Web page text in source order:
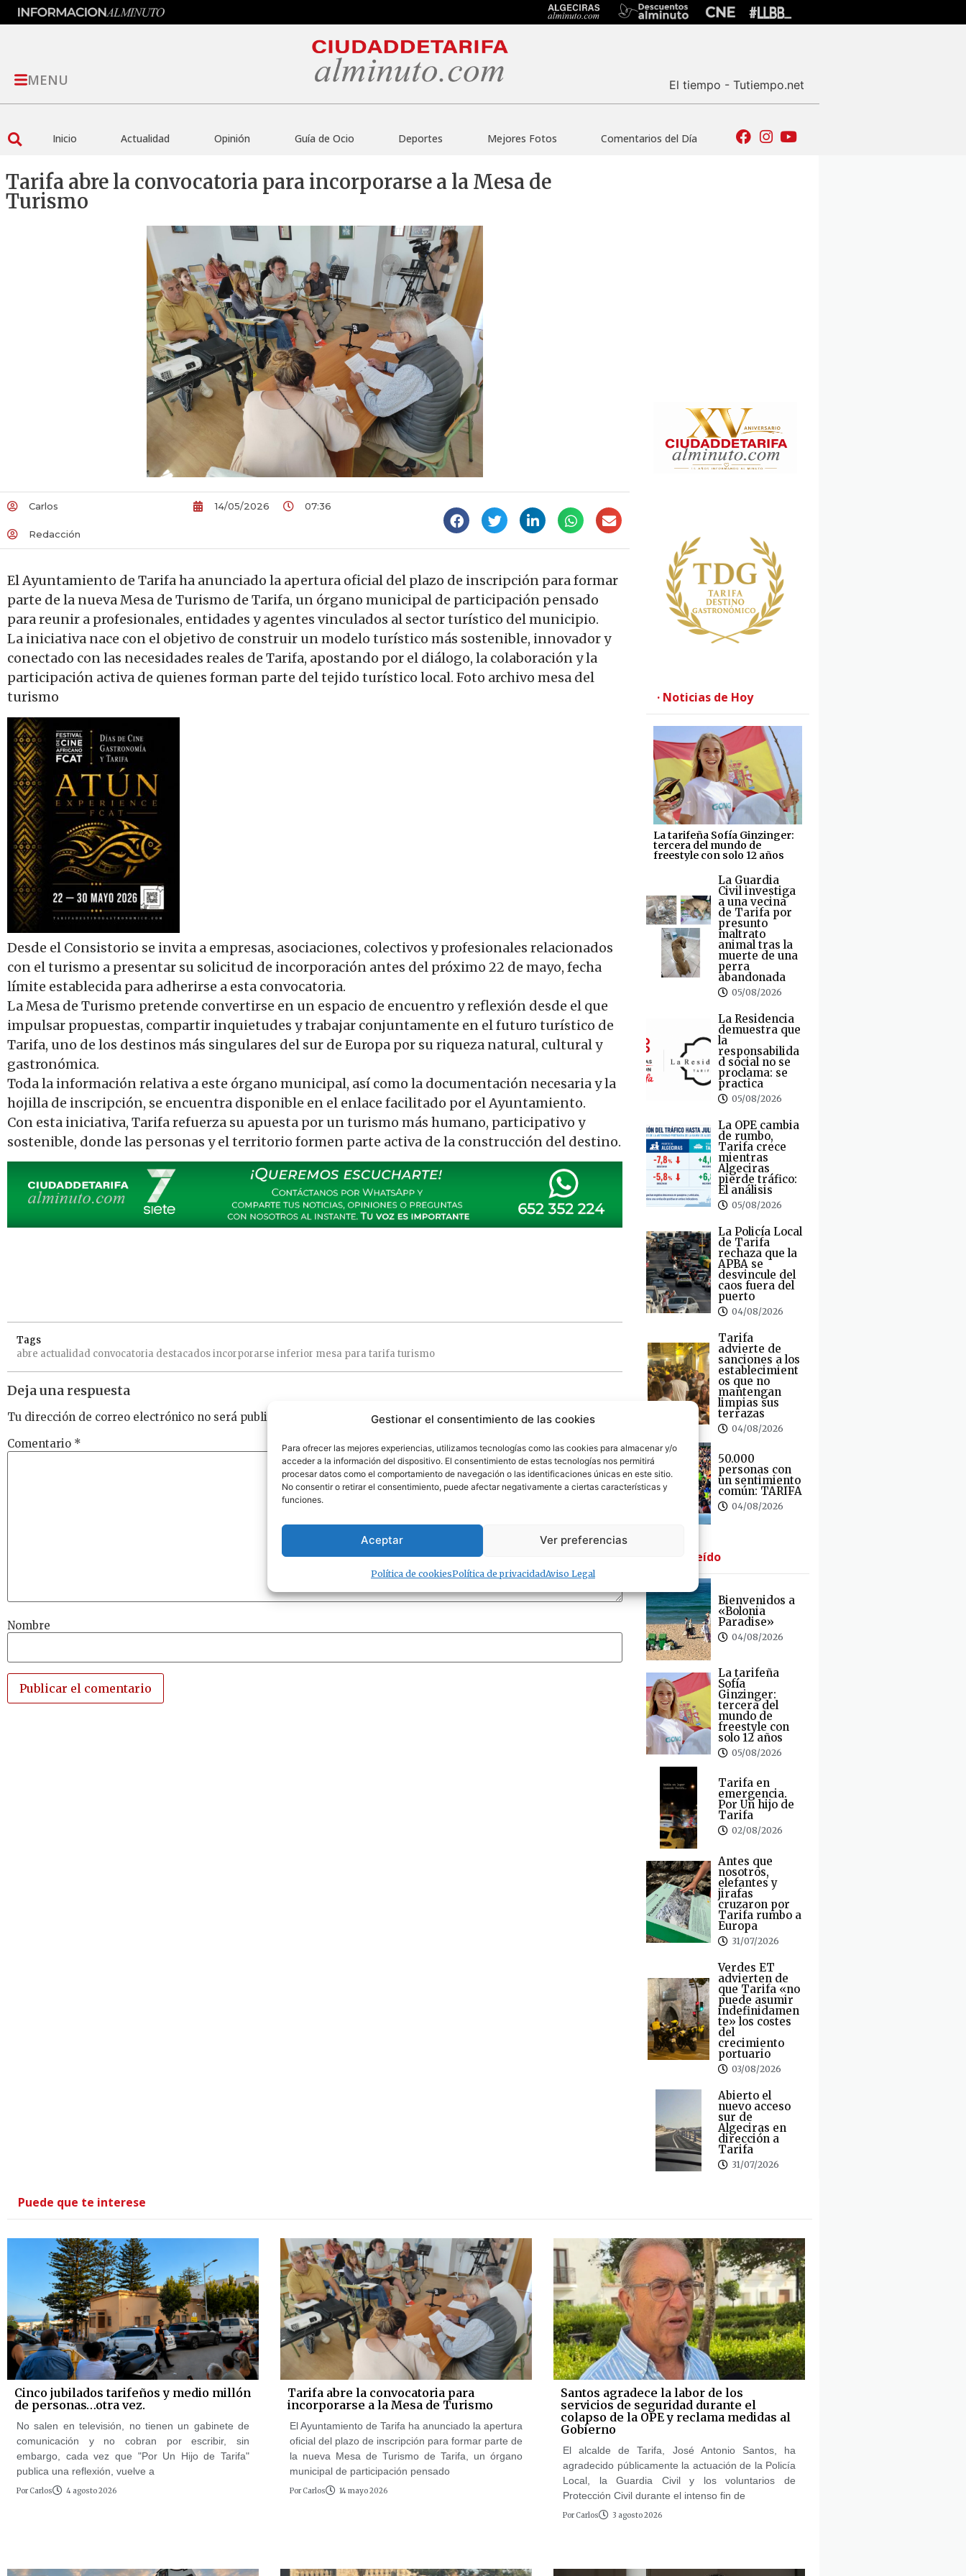
Gestionar el consentimiento de las cookies
Para ofrecer las mejores experiencias, utilizamos tecnologías como las cookies para almacenar y/o
acceder a la información del dispositivo. El consentimiento de estas tecnologías nos permitirá
procesar datos como el comportamiento de navegación o las identificaciones únicas en este sitio.
No consentir o retirar el consentimiento, puede afectar negativamente a ciertas características y
funciones.
Aceptar Ver preferencias
Política de cookiesPolítica de privacidadAviso Legal
MENU El tiempo - Tutiempo.net
Inicio Actualidad Opinión Guía de Ocio Deportes Mejores Fotos Comentarios del Día
Tarifa abre la convocatoria para incorporarse a la Mesa de
Turismo
Carlos
Redacción
14/05/2026 07:36
El Ayuntamiento de Tarifa ha anunciado la apertura oficial del plazo de inscripción para formar
parte de la nueva Mesa de Turismo de Tarifa, un órgano municipal de participación pensado
para reunir a profesionales, entidades y agentes vinculados al sector turístico del municipio.
La iniciativa nace con el objetivo de construir un modelo turístico más sostenible, innovador y
conectado con las necesidades reales de Tarifa, apostando por el diálogo, la colaboración y la
participación activa de quienes forman parte del tejido turístico local. Foto archivo mesa del
turismo
Desde el Consistorio se invita a empresas, asociaciones, colectivos y profesionales relacionados
con el turismo a presentar su solicitud de incorporación antes del próximo 22 de mayo, fecha
límite establecida para adherirse a esta convocatoria.
La Mesa de Turismo pretende convertirse en un espacio de encuentro y reflexión desde el que
impulsar propuestas, compartir inquietudes y trabajar conjuntamente en el futuro turístico de
Tarifa, uno de los destinos más singulares del sur de Europa por su riqueza natural, cultural y
gastronómica.
Toda la información relativa a este órgano municipal, así como la documentación necesaria y la
hojilla de inscripción, se encuentra disponible en el enlace facilitado por el Ayuntamiento.
Con esta iniciativa, Tarifa refuerza su apuesta por un turismo más humano, participativo y
sostenible, donde las personas y el territorio formen parte activa de la construcción del destino.
Tags
abre actualidad convocatoria destacadosincorporarse inferior mesa para tarifa turismo
Deja una respuesta
Tu dirección de correo electrónico no será publicada. Los campos obligatorios están marcados con*
Comentario *
Nombre
· Noticias de Hoy
La tarifeña Sofía Ginzinger:
tercera del mundo de
freestyle con solo 12 años
La Guardia
Civil investiga
a una vecina
de Tarifa por
presunto
maltrato
animal tras la
muerte de una
perra
abandonada
05/08/2026
La Residencia
demuestra que
la
responsabilida
d social no se
proclama: se
practica
05/08/2026
La OPE cambia
de rumbo,
Tarifa crece
mientras
Algeciras
pierde tráfico:
El análisis
05/08/2026
La Policía Local
de Tarifa
rechaza que la
APBA se
desvincule del
caos fuera del
puerto
04/08/2026
Tarifa
advierte de
sanciones a los
establecimient
os que no
mantengan
limpias sus
terrazas
04/08/2026
50.000
personas con
un sentimiento
común: TARIFA
04/08/2026
· Lo + Leído
Bienvenidos a
«Bolonia
Paradise»
04/08/2026
La tarifeña
Sofía
Ginzinger:
tercera del
mundo de
freestyle con
solo 12 años
05/08/2026
Tarifa en
emergencia.
Por Un hijo de
Tarifa
02/08/2026
Antes que
nosotros,
elefantes y
jirafas
cruzaron por
Tarifa rumbo a
Europa
31/07/2026
Verdes ET
advierten de
que Tarifa «no
puede asumir
indefinidamen
te» los costes
del
crecimiento
portuario
03/08/2026
Abierto el
nuevo acceso
sur de
Algeciras en
dirección a
Tarifa
31/07/2026
Puede que te interese
Cinco jubilados tarifeños y medio millón
de personas…otra vez.
No salen en televisión, no tienen un gabinete de
comunicación y no cobran por escribir, sin
embargo, cada vez que "Por Un Hijo de Tarifa"
publica una reflexión, vuelve a
Por Carlos 4 agosto 2026
Tarifa abre la convocatoria para
incorporarse a la Mesa de Turismo
El Ayuntamiento de Tarifa ha anunciado la apertura
oficial del plazo de inscripción para formar parte de
la nueva Mesa de Turismo de Tarifa, un órgano
municipal de participación pensado
Por Carlos 14 mayo 2026
Santos agradece la labor de los
servicios de seguridad durante el
colapso de la OPE y reclama medidas al
Gobierno
El alcalde de Tarifa, José Antonio Santos, ha
agradecido públicamente la actuación de la Policía
Local, la Guardia Civil y los voluntarios de
Protección Civil durante el intenso fin de
Por Carlos 3 agosto 2026